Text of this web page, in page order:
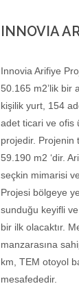
INNOVIA
Innovia Arifiye
50.165 m2’lik bir
kişilik yurt, 154
adet ticari ve ofis
projedir. Projenin
59.190 m2 ‘dir.
seçkin mimarisi
Projesi bölgeye
sunduğu keyifli
bir ilk olacaktır.
manzarasına
km, TEM otoyol
mesafededir.